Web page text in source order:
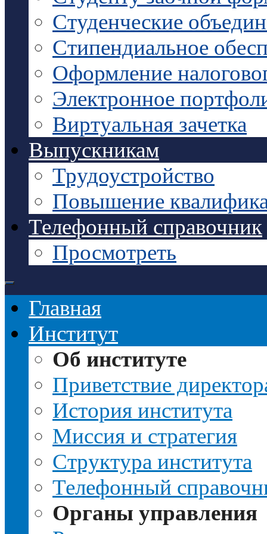
Студенческие
Стипендиальное
Оформление
Электронное
Виртуальная зачетка
Выпускникам
Трудоустройство
Повышение
Телефонный справочник
Просмотреть
Главная
Институт
Об институте
Приветствие
История института
Миссия и стратегия
Структура института
Телефонный
Органы управления